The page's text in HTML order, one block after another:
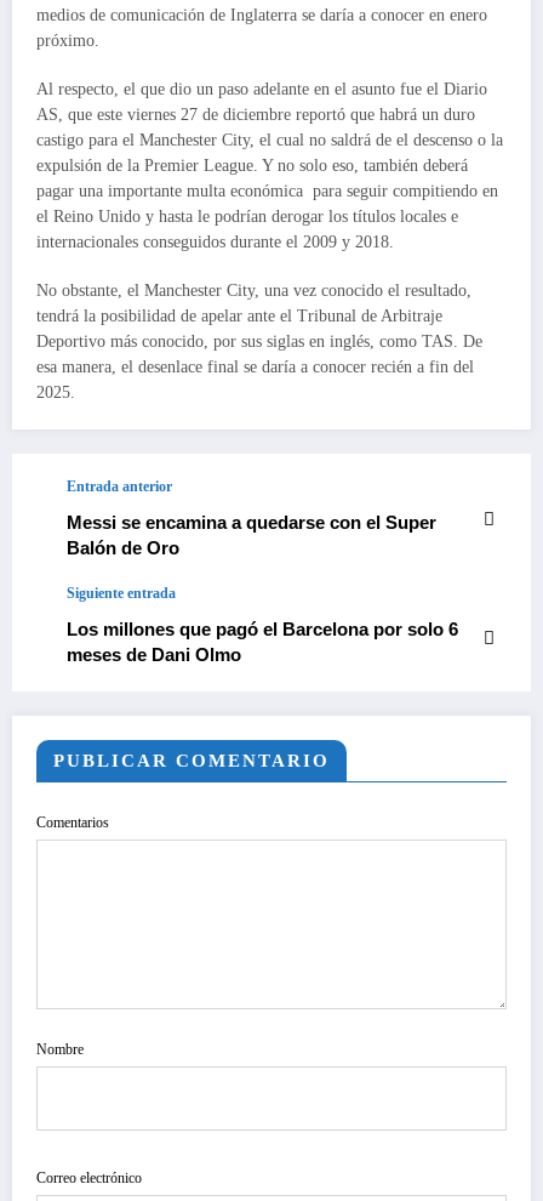
medios de comunicación de Inglaterra se daría a conocer en enero
próximo.
Al respecto, el que dio un paso adelante en el asunto fue el Diario
AS, que este viernes 27 de diciembre reportó que habrá un duro
castigo para el Manchester City, el cual no saldrá de el descenso o la
expulsión de la Premier League. Y no solo eso, también deberá
pagar una importante multa económica para seguir compitiendo en
el Reino Unido y hasta le podrían derogar los títulos locales e
internacionales conseguidos durante el 2009 y 2018.
No obstante, el Manchester City, una vez conocido el resultado,
tendrá la posibilidad de apelar ante el Tribunal de Arbitraje
Deportivo más conocido, por sus siglas en inglés, como TAS. De
esa manera, el desenlace final se daría a conocer recién a fin del
2025.
Entrada anterior
Messi se encamina a quedarse con el Super
Balón de Oro
Siguiente entrada
Los millones que pagó el Barcelona por solo 6
meses de Dani Olmo
PUBLICAR COMENTARIO
Comentarios
Nombre
Correo electrónico